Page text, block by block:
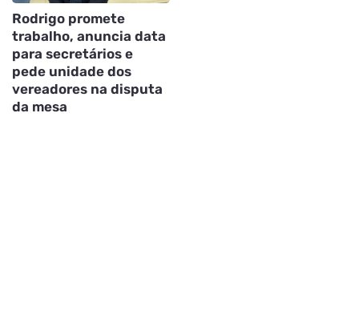
Rodrigo promete
trabalho, anuncia data
para secretários e
pede unidade dos
vereadores na disputa
da mesa